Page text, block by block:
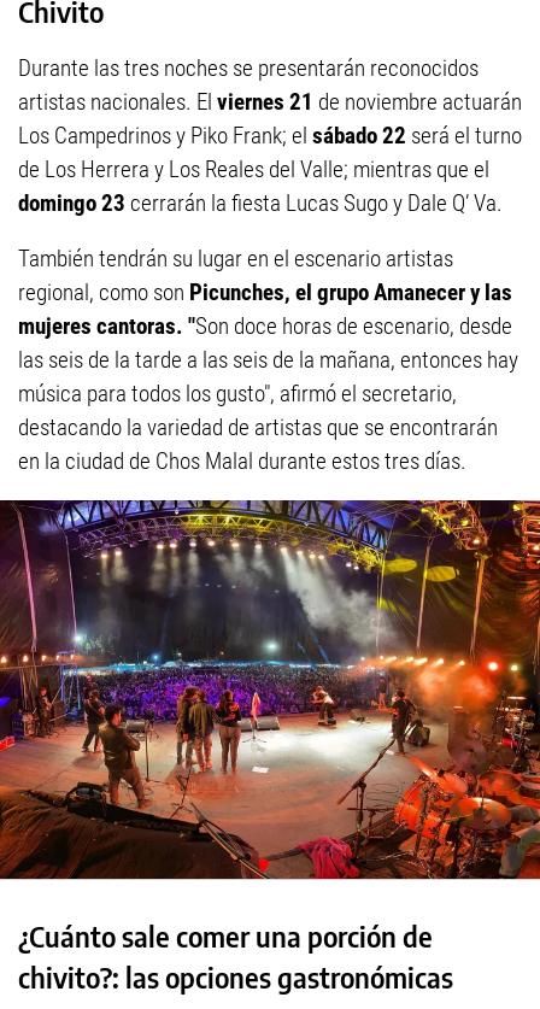
Chivito
Durante las tres noches se presentarán reconocidos
artistas nacionales. El viernes 21 de noviembre actuarán
Los Campedrinos y Piko Frank; el sábado 22 será el turno
de Los Herrera y Los Reales del Valle; mientras que el
domingo 23 cerrarán la fiesta Lucas Sugo y Dale Q’ Va.
También tendrán su lugar en el escenario artistas
regional, como son Picunches, el grupo Amanecer y las
mujeres cantoras. "Son doce horas de escenario, desde
las seis de la tarde a las seis de la mañana, entonces hay
música para todos los gusto", afirmó el secretario,
destacando la variedad de artistas que se encontrarán
en la ciudad de Chos Malal durante estos tres días.
¿Cuánto sale comer una porción de
chivito?: las opciones gastronómicas